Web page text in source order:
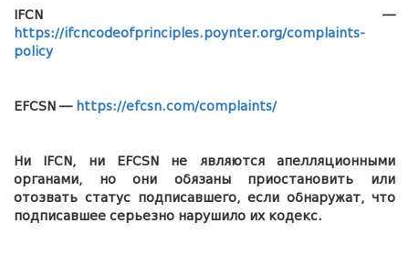
IFCN —
https://ifcncodeofprinciples.poynter.org/complaints-
policy
EFCSN — https://efcsn.com/complaints/
Ни IFCN, ни EFCSN не являются апелляционными
органами, но они обязаны приостановить или
отозвать статус подписавшего, если обнаружат, что
подписавшее серьезно нарушило их кодекс.